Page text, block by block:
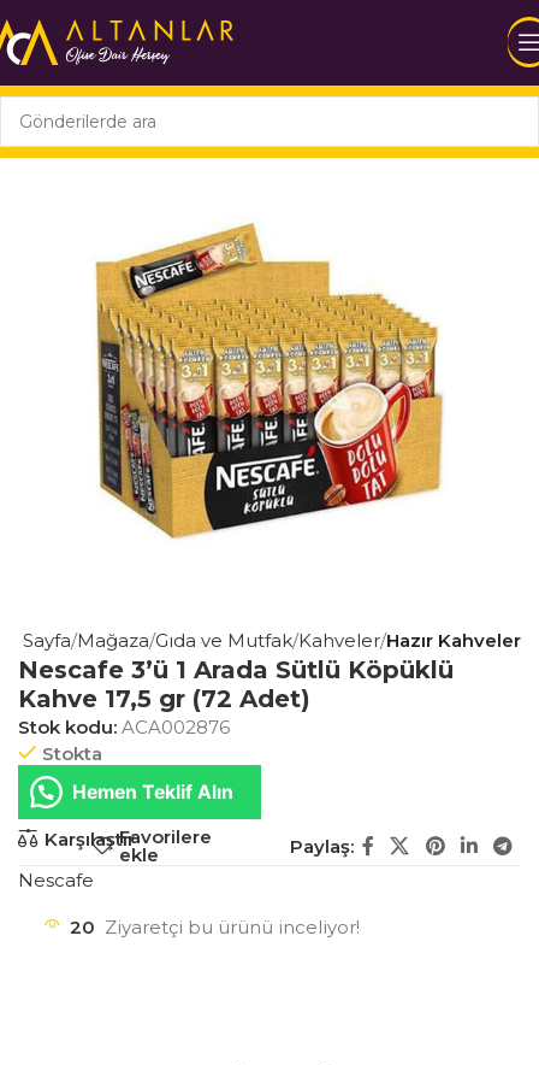
Sayfa Mağaza Gıda ve Mutfak Kahveler Hazır Kahveler
Nescafe 3’ü 1 Arada Sütlü Köpüklü
Kahve 17,5 gr (72 Adet)
Stok kodu: ACA002876
Stokta
Hemen Teklif Alın
KarşılaştırFavorilere
ekle
Paylaş:
Nescafe
20 Ziyaretçi bu ürünü inceliyor!